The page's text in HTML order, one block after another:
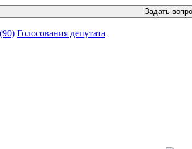
Голосования депутата